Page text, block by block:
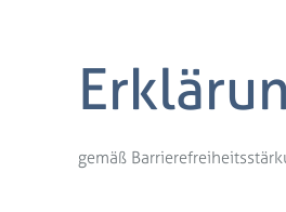
gemäß